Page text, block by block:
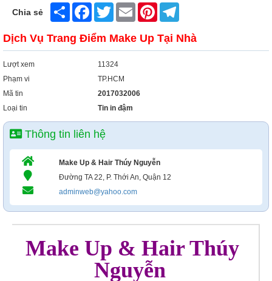
Chia sẻ Share FacebookTwitter Email Pinterest
Dịch Vụ Trang Điểm Make Up Tại Nhà
Lượt xem
11324
Phạm vi
TP.HCM
Mã tin
2017032006
Loại tin
Tin in đậm
Thông tin liên hệ
Make Up & Hair Thúy Nguyễn
Đường TA 22, P. Thới An, Quận 12
adminweb@yahoo.com
Make Up & Hair Thúy
Nguyễn